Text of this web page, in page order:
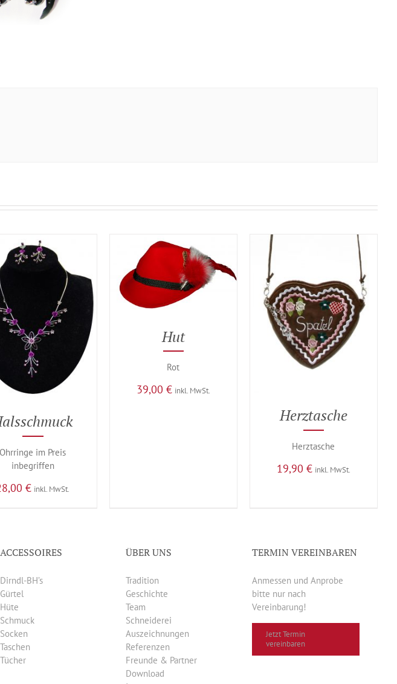
Ohrringe im Preis
inbegriffen
€ inkl. MwSt.
Hut
Rot
39,00 € inkl. MwSt.
Herztasche
Herztasche
19,90 € inkl. MwSt.
ACCESSOIRES
Dirndl-BH’s
Gürtel
Hüte
Schmuck
Socken
Taschen
Tücher
ÜBER UNS
Tradition
Geschichte
Team
Schneiderei
Auszeichnungen
Referenzen
Freunde & Partner
Download
TERMIN VEREINBAREN
Anmessen und Anprobe
bitte nur nach
Vereinbarung!
Jetzt Termin
vereinbaren